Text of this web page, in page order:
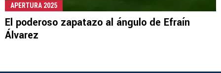
APERTURA 2025
El poderoso zapatazo al ángulo de Efraín
Álvarez